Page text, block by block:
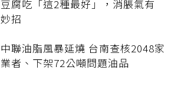
豆腐吃「這2種最好」，消脹氣有
妙招
中聯油脂風暴延燒 台南查核2048家
業者、下架72公噸問題油品